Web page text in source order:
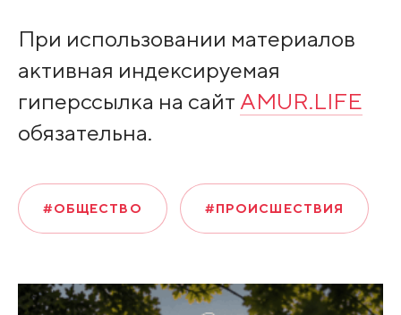
При использовании материалов
активная индексируемая
гиперссылка на сайт AMUR.LIFE
обязательна.
#ОБЩЕСТВО #ПРОИСШЕСТВИЯ